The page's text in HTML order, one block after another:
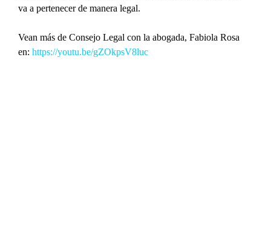
va a pertenecer de manera legal.
Vean más de Consejo Legal con la abogada, Fabiola Rosa
en: https://youtu.be/gZOkpsV8luc